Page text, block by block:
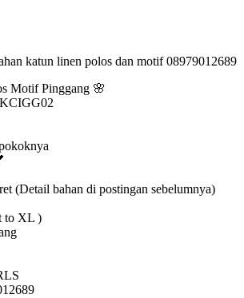
Motif Pinggang 🌸
(Detail bahan di postingan sebelumnya)
to XL )